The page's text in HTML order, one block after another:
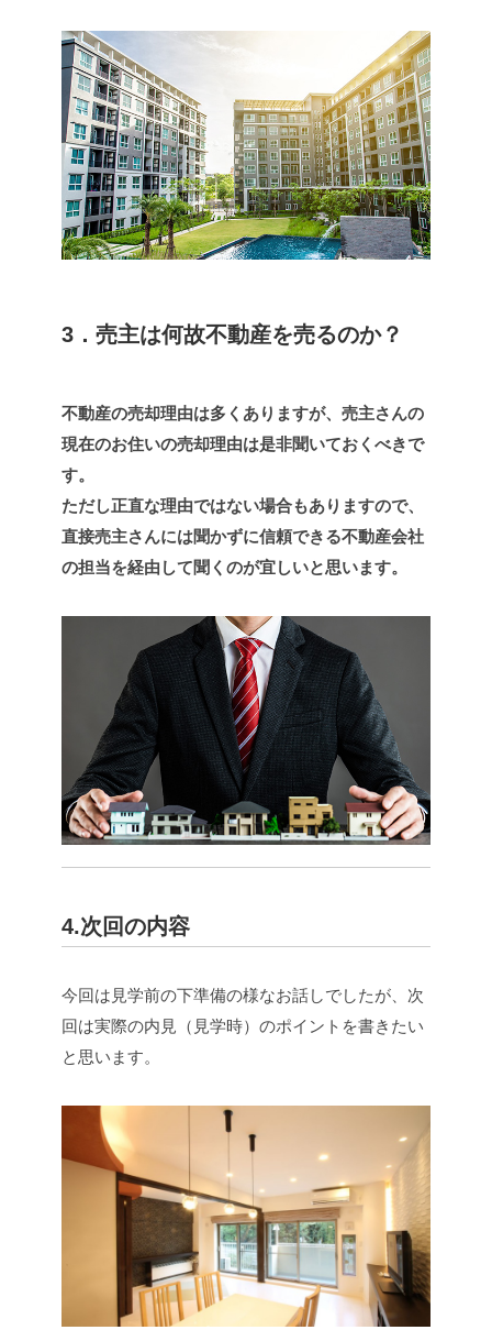
3．売主は何故不動産を売るのか？
不動産の売却理由は多くありますが、売主さんの
現在のお住いの売却理由は是非聞いておくべきで
す。
ただし正直な理由ではない場合もありますので、
直接売主さんには聞かずに信頼できる不動産会社
の担当を経由して聞くのが宜しいと思います。
4.次回の内容
今回は見学前の下準備の様なお話しでしたが、次
回は実際の内見（見学時）のポイントを書きたい
と思います。